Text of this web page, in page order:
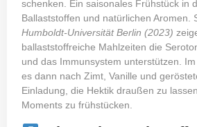
schenken. Ein saisonales Frühstück in
Ballaststoffen und natürlichen Aromen.
Humboldt-Universität Berlin (2023)
ballaststoffreiche Mahlzeiten die
und das Immunsystem unterstützen.
es dann nach Zimt, Vanille und
Einladung, die Hektik draußen zu
Moments zu frühstücken.